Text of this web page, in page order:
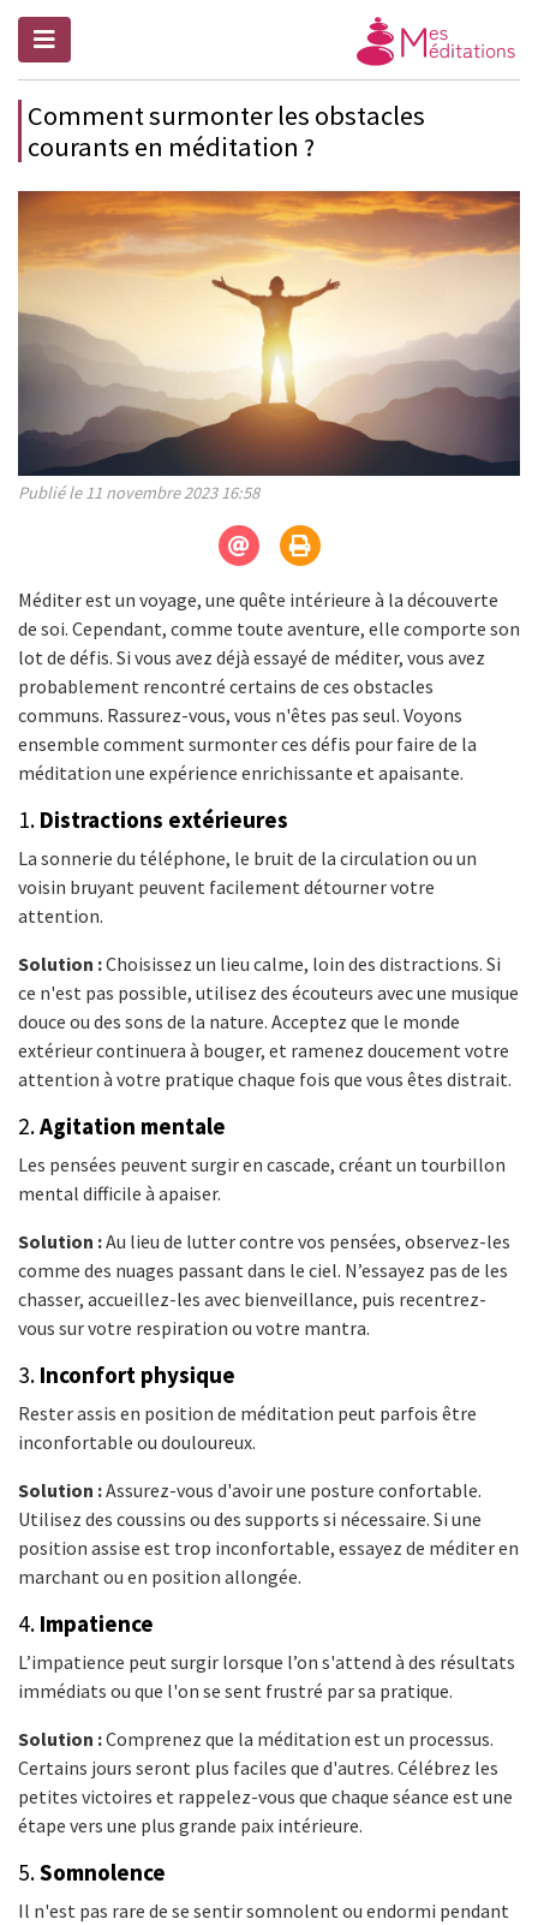
Comment surmonter les obstacles
courants en méditation ?
Publié le 11 novembre 2023 16:58
Méditer est un voyage, une quête intérieure à la découverte
de soi. Cependant, comme toute aventure, elle comporte son
lot de défis. Si vous avez déjà essayé de méditer, vous avez
probablement rencontré certains de ces obstacles
communs. Rassurez-vous, vous n'êtes pas seul. Voyons
ensemble comment surmonter ces défis pour faire de la
méditation une expérience enrichissante et apaisante.
1. Distractions extérieures
La sonnerie du téléphone, le bruit de la circulation ou un
voisin bruyant peuvent facilement détourner votre
attention.
Solution :Choisissez un lieu calme, loin des distractions. Si
ce n'est pas possible, utilisez des écouteurs avec une musique
douce ou des sons de la nature. Acceptez que le monde
extérieur continuera à bouger, et ramenez doucement votre
attention à votre pratique chaque fois que vous êtes distrait.
2.Agitation mentale
Les pensées peuvent surgir en cascade, créant un tourbillon
mental difficile à apaiser.
Solution :Au lieu de lutter contre vos pensées, observez-les
comme des nuages passant dans le ciel. N’essayez pas de les
chasser, accueillez-les avec bienveillance, puis recentrez-
vous sur votre respiration ou votre mantra.
3. Inconfort physique
Rester assis en position de méditation peut parfois être
inconfortable ou douloureux.
Solution :Assurez-vous d'avoir une posture confortable.
Utilisez des coussins ou des supports si nécessaire. Si une
position assise est trop inconfortable, essayez de méditer en
marchant ou en position allongée.
4. Impatience
L’impatience peut surgir lorsque l’on s'attend à des résultats
immédiats ou que l'on se sent frustré par sa pratique.
Solution :Comprenez que la méditation est un processus.
Certains jours seront plus faciles que d'autres. Célébrez les
petites victoires et rappelez-vous que chaque séance est une
étape vers une plus grande paix intérieure.
5.Somnolence
Il n'est pas rare de se sentir somnolent ou endormi pendant